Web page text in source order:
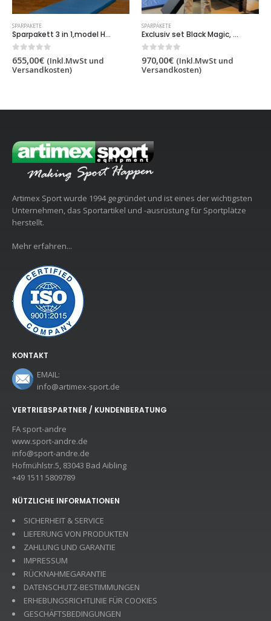
Sparpakett 3 in 1,model Hamburg,model Stuttgart, Artikelnummer 275
und
Exclusiv set Black Magic, Artikelnummer 269/magic
0 out of 5
970,00
(Inkl.MwSt und
Versandkosten)
SPARPAKETE
(Inkl.MwSt und
Artimex Sport wurde 1994 gegründet und ist eines der wichtigsten
Unternehmen, das Sportartikel und -ausrüstung für Sportplätze
herstellt.
Mehr erfahren...
KONTAKT
EMAIL:
info@artimex-sport.de
VERTRIEBSPARTNER / KUNDENBERATUNG
FA sport-andre
www.sport-andre.de
info@sport-andre.de
Hofmühlstr.5, 83043 Bad Aibling
+49 1511 5809789
NÜTZLICHE INFORMATIONEN
SICHERHEIT & SERVICE
LIEFERUNG VON PRODUKTEN
ZAHLUNG UND GARANTIE
IMPRESSUM
RÜCKNAHMEGARANTIE
DATENSCHUTZ-BESTIMMUNGEN
ERHEBUNGSRICHTLINIE FÜR COOKIES
GESCHÄFTSBEDINGUNGEN